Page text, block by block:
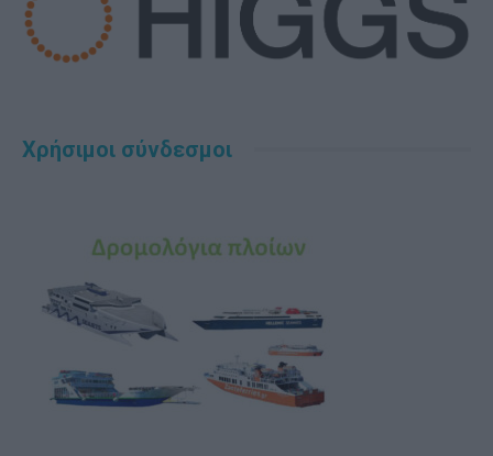
Χρήσιμοι σύνδεσμοι